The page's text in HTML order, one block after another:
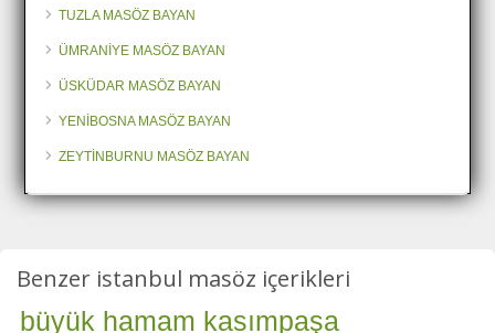
TUZLA MASÖZ BAYAN
ÜMRANİYE MASÖZ BAYAN
ÜSKÜDAR MASÖZ BAYAN
YENİBOSNA MASÖZ BAYAN
ZEYTİNBURNU MASÖZ BAYAN
Benzer istanbul masöz içerikleri
büyük hamam kasımpaşa